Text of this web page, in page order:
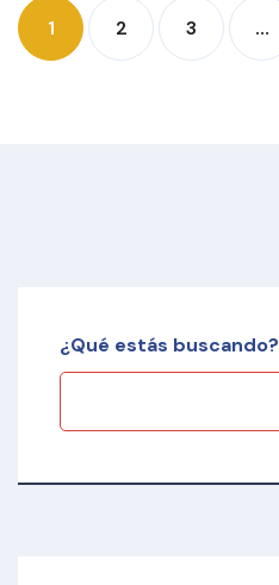
1 2 3 …
¿Qué estás buscando?